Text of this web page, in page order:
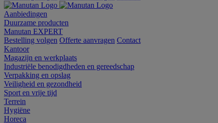
Aanbiedingen
Duurzame producten
Manutan EXPERT
Bestelling volgen Offerte aanvragen Contact
Kantoor
Magazijn en werkplaats
Industriële benodigdheden en gereedschap
Verpakking en opslag
Veiligheid en gezondheid
Sport en vrije tijd
Terrein
Hygiëne
Horeca